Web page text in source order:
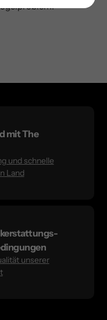
mit The
und schnelle
Land
unserer